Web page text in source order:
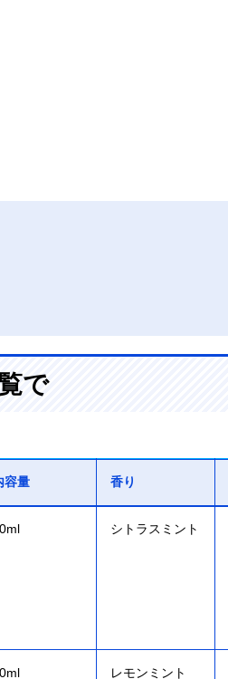
で
容量 香り
シトラスミント
レモンミント